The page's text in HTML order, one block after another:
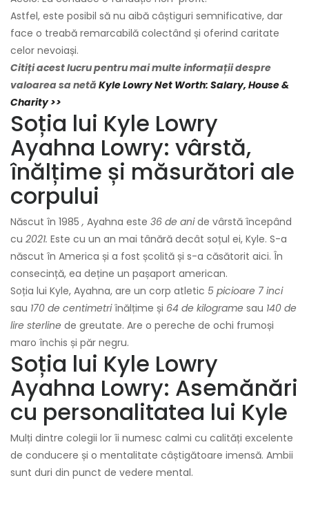
Astfel, este posibil să nu aibă câștiguri semnificative, dar
face o treabă remarcabilă colectând și oferind caritate
celor nevoiași.
Citiți acest lucru pentru mai multe informații despre
valoarea sa netăKyle Lowry Net Worth: Salary, House &
Charity >>
Soția lui Kyle Lowry
Ayahna Lowry: vârstă,
înălțime și măsurători ale
corpului
Născut în 1985, Ayahna este 36 de anide vârstă începând
cu 2021. Este cu un an mai tânără decât soțul ei, Kyle. S-a
născut în America și a fost școlită și s-a căsătorit aici. În
consecință, ea deține un pașaport american.
Soția lui Kyle, Ayahna, are un corp atletic 5 picioare 7 inci
sau 170 de centimetriînălțime și 64 de kilograme sau 140 de
lire sterline de greutate. Are o pereche de ochi frumoși
maro închis și păr negru.
Soția lui Kyle Lowry
Ayahna Lowry: Asemănări
cu personalitatea lui Kyle
Mulți dintre colegii lor îi numesc calmi cu calități excelente
de conducere și o mentalitate câștigătoare imensă. Ambii
sunt duri din punct de vedere mental.